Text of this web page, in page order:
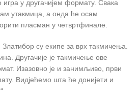
у другачијем формату. Свака
утакмица, а онда ће осам
пласман у четвртфинале.
су екипе за врх такмичења.
Другачије је такмичење ове
Изазовно је и занимљиво, први
Видјећемо шта ће донијети и